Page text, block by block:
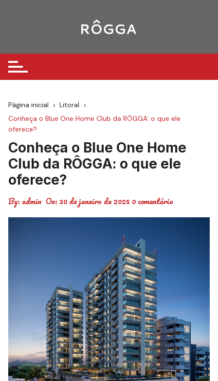
Página inicial
Litoral
Conheça o Blue One Home Club da RÔGGA: o que ele
oferece?
Conheça o Blue One Home
Club da RÔGGA: o que ele
oferece?
By: admin On:30 de janeiro de 2025 0 comentário